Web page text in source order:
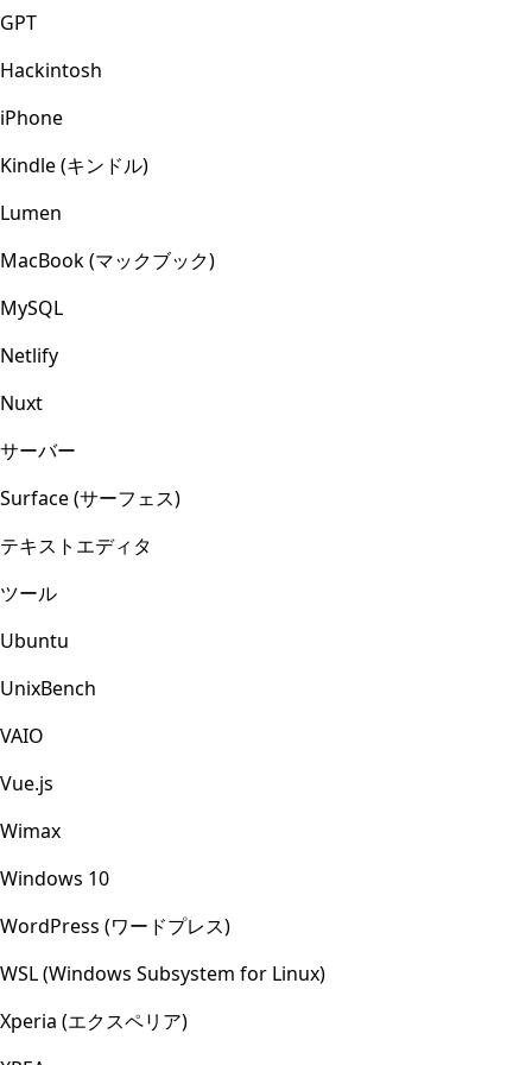
GPT
Hackintosh
iPhone
Kindle (キンドル)
Lumen
MacBook (マックブック)
MySQL
Netlify
Nuxt
サーバー
Surface (サーフェス)
テキストエディタ
ツール
Ubuntu
UnixBench
VAIO
Vue.js
Wimax
Windows 10
WordPress (ワードプレス)
WSL (Windows Subsystem for Linux)
Xperia (エクスペリア)